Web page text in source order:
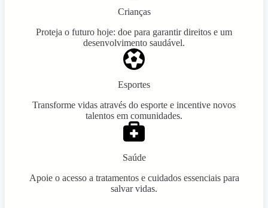
Crianças
Proteja o futuro hoje: doe para garantir direitos e um
desenvolvimento saudável.
Esportes
Transforme vidas através do esporte e incentive novos
talentos em comunidades.
Saúde
Apoie o acesso a tratamentos e cuidados essenciais para
salvar vidas.